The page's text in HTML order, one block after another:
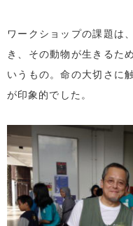
ワークショップの課題は
き、その動物が生きるた
いうもの。命の大切さに
が印象的でした。